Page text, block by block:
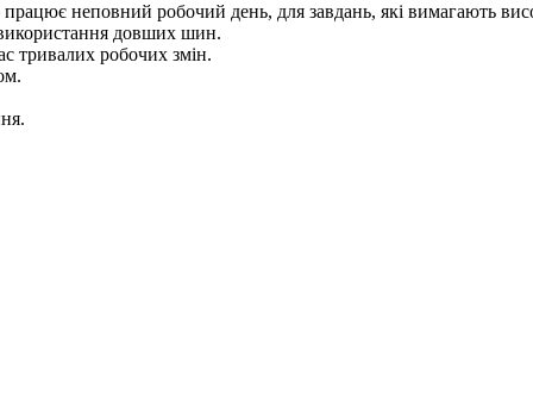
неповний робочий день, для завдань, які вимагають
використання довших шин.
тривалих робочих змін.